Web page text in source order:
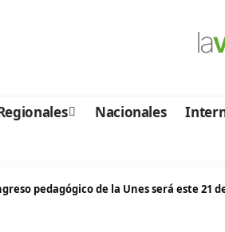
Nacionales
pedagógico de la Unes será este 21